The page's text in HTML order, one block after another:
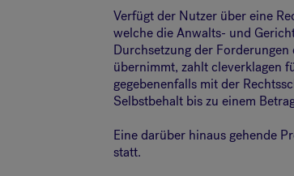
Verfügt der Nutzer über eine
welche die Anwalts- und
Durchsetzung der
übernimmt, zahlt cleverklagen
gegebenenfalls mit der
Selbstbehalt bis zu einem
Eine darüber hinaus gehende
statt.